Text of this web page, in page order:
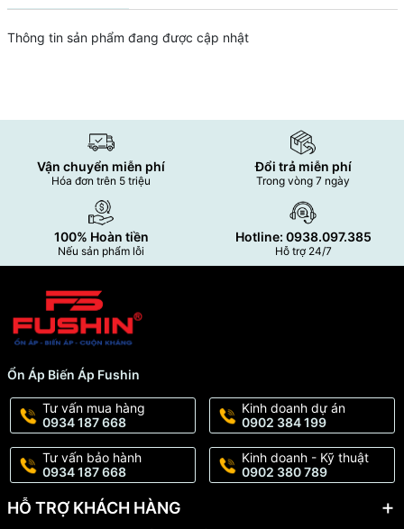
Thông tin sản phẩm đang được cập nhật
Vận chuyển miễn phí
Hóa đơn trên 5 triệu
Đổi trả miễn phí
Trong vòng 7 ngày
100% Hoàn tiền
Nếu sản phẩm lỗi
Hotline: 0938.097.385
Hỗ trợ 24/7
Ổn Áp Biến Áp Fushin
Tư vấn mua hàng
0934 187 668
Kinh doanh dự án
0902 384 199
Tư vấn bảo hành
0934 187 668
Kinh doanh - Kỹ thuật
0902 380 789
HỖ TRỢ KHÁCH HÀNG